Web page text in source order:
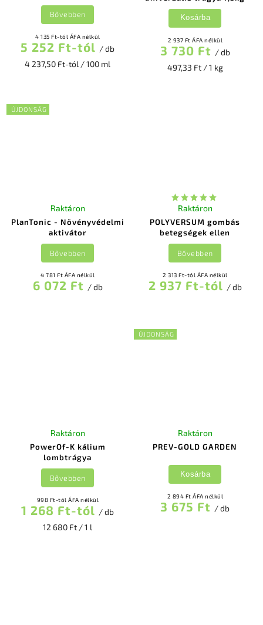
4 135 Ft-tól ÁFA nélkül
5 252 Ft-tól / db
4 237,50 Ft-tól / 100 ml
Bővebben
2 937 Ft ÁFA nélkül
3 730 Ft / db
497,33 Ft / 1 kg
Kosárba
ÚJDONSÁG
PlanTonic - Növényvédelmi
aktivátor
Raktáron
4 781 Ft ÁFA nélkül
6 072 Ft / db
Bővebben
POLYVERSUM gombás
betegségek ellen
Raktáron
2 313 Ft-tól ÁFA nélkül
2 937 Ft-tól / db
Bővebben
PowerOf-K kálium
lombtrágya
Raktáron
998 Ft-tól ÁFA nélkül
1 268 Ft-tól / db
12 680 Ft / 1 l
Bővebben
ÚJDONSÁG
PREV-GOLD GARDEN
Raktáron
2 894 Ft ÁFA nélkül
3 675 Ft / db
Kosárba